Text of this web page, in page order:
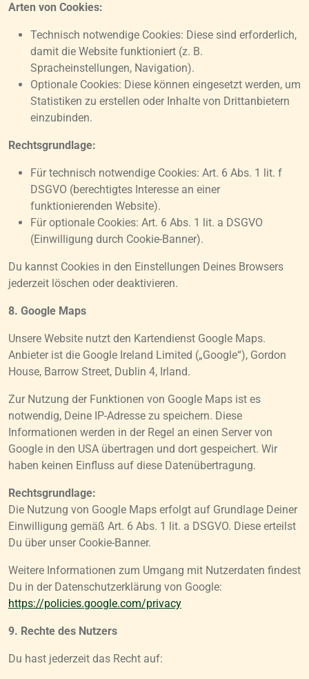
Arten von Cookies:
Technisch notwendige Cookies: Diese sind erforderlich,
damit die Website funktioniert (z. B.
Spracheinstellungen, Navigation).
Optionale Cookies: Diese können eingesetzt werden, um
Statistiken zu erstellen oder Inhalte von Drittanbietern
einzubinden.
Rechtsgrundlage:
Für technisch notwendige Cookies: Art. 6 Abs. 1 lit. f
DSGVO (berechtigtes Interesse an einer
funktionierenden Website).
Für optionale Cookies: Art. 6 Abs. 1 lit. a DSGVO
(Einwilligung durch Cookie-Banner).
Du kannst Cookies in den Einstellungen Deines Browsers
jederzeit löschen oder deaktivieren.
8. Google Maps
Unsere Website nutzt den Kartendienst Google Maps.
Anbieter ist die Google Ireland Limited („Google“), Gordon
House, Barrow Street, Dublin 4, Irland.
Zur Nutzung der Funktionen von Google Maps ist es
notwendig, Deine IP-Adresse zu speichern. Diese
Informationen werden in der Regel an einen Server von
Google in den USA übertragen und dort gespeichert. Wir
haben keinen Einfluss auf diese Datenübertragung.
Rechtsgrundlage:
Die Nutzung von Google Maps erfolgt auf Grundlage Deiner
Einwilligung gemäß Art. 6 Abs. 1 lit. a DSGVO. Diese erteilst
Du über unser Cookie-Banner.
Weitere Informationen zum Umgang mit Nutzerdaten findest
Du in der Datenschutzerklärung von Google:
https://policies.google.com/privacy
9. Rechte des Nutzers
Du hast jederzeit das Recht auf: